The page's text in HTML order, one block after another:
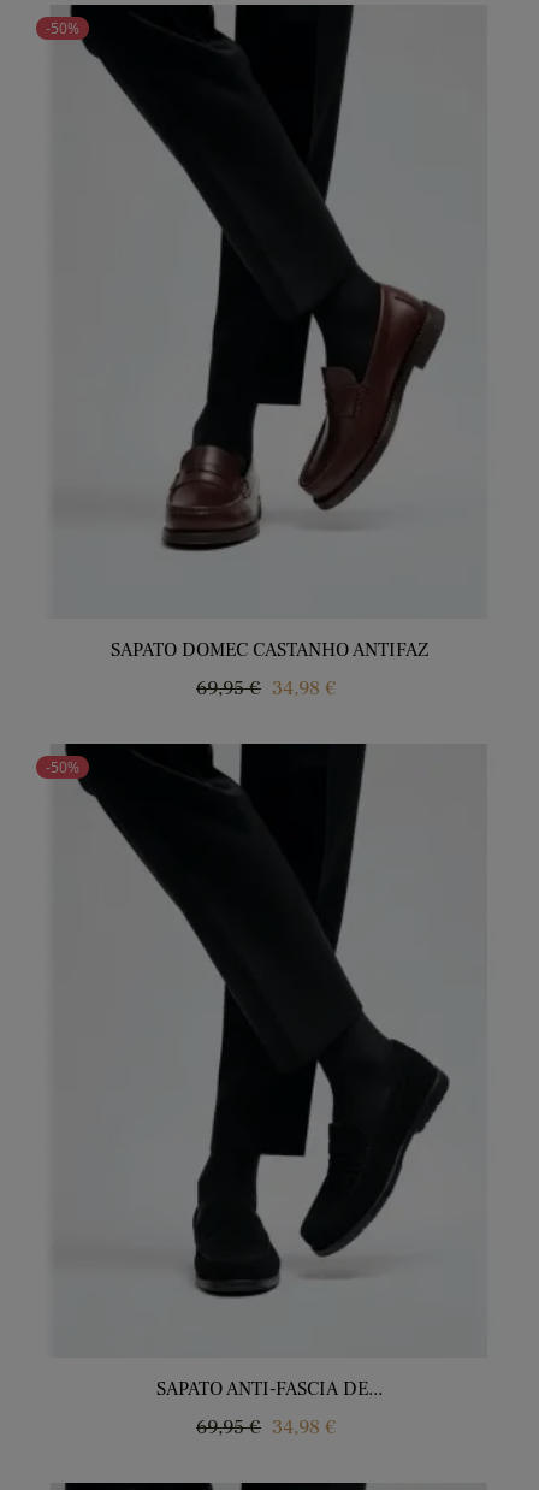
-50%
SAPATO DOMEC CASTANHO ANTIFAZ
Regular
69,95 € Price
34,98 €
-50%
SAPATO ANTI-FASCIA DE...
Regular
69,95 € Price
34,98 €